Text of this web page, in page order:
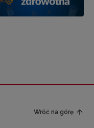
Wróć na górę